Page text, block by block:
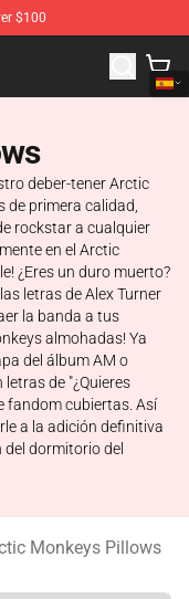
$100
Monkeys
deber-tener Arctic
de primera calidad,
rockstar a cualquier
en el Arctic
¿Eres un duro muerto?
letras de Alex Turner
la banda a tus
almohadas! Ya
del álbum AM o
de "¿Quieres
fandom cubiertas. Así
a la adición definitiva
dormitorio del
Monkeys Pillows